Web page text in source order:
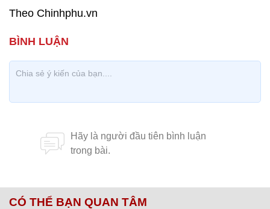
Theo Chinhphu.vn
CÓ THỂ BẠN QUAN TÂM